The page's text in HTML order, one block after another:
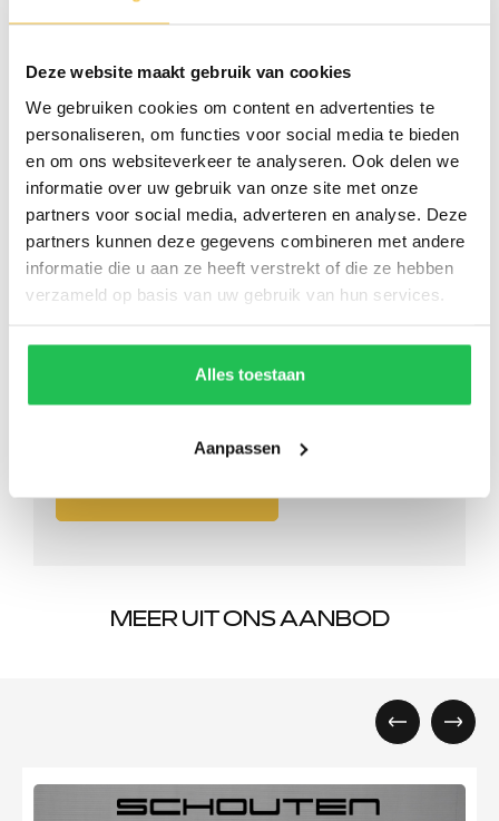
Deze website maakt gebruik van cookies
We gebruiken cookies om content en advertenties te
personaliseren, om functies voor social media te bieden
en om ons websiteverkeer te analyseren. Ook delen we
informatie over uw gebruik van onze site met onze
partners voor social media, adverteren en analyse. Deze
partners kunnen deze gegevens combineren met andere
informatie die u aan ze heeft verstrekt of die ze hebben
verzameld op basis van uw gebruik van hun services.
Alles toestaan
Aanpassen
MEER UIT ONS AANBOD